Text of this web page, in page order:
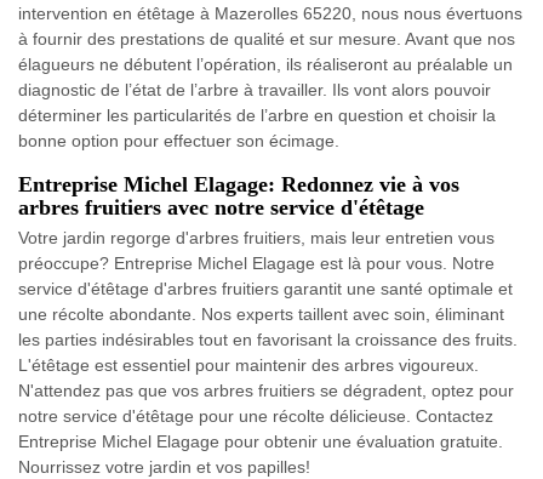
intervention en étêtage à Mazerolles 65220, nous nous évertuons
à fournir des prestations de qualité et sur mesure. Avant que nos
élagueurs ne débutent l’opération, ils réaliseront au préalable un
diagnostic de l’état de l’arbre à travailler. Ils vont alors pouvoir
déterminer les particularités de l’arbre en question et choisir la
bonne option pour effectuer son écimage.
Entreprise Michel Elagage: Redonnez vie à vos
arbres fruitiers avec notre service d'étêtage
Votre jardin regorge d'arbres fruitiers, mais leur entretien vous
préoccupe? Entreprise Michel Elagage est là pour vous. Notre
service d'étêtage d'arbres fruitiers garantit une santé optimale et
une récolte abondante. Nos experts taillent avec soin, éliminant
les parties indésirables tout en favorisant la croissance des fruits.
L'étêtage est essentiel pour maintenir des arbres vigoureux.
N'attendez pas que vos arbres fruitiers se dégradent, optez pour
notre service d'étêtage pour une récolte délicieuse. Contactez
Entreprise Michel Elagage pour obtenir une évaluation gratuite.
Nourrissez votre jardin et vos papilles!